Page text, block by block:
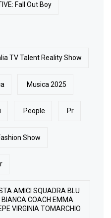
Fall Out Boy
TV Talent Reality Show
Musica 2025
People Pr
Show
AMICI SQUADRA BLU
COACH EMMA
VIRGINIA TOMARCHIO